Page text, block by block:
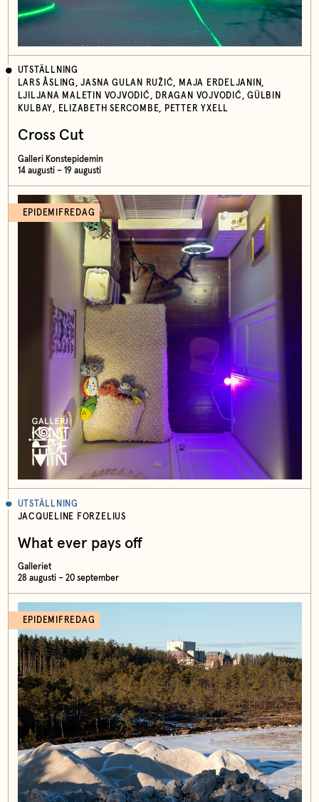
UTSTÄLLNING
LARS ÅSLING, JASNA GULAN RUŽIĆ, MAJA ERDELJANIN,
LJILJANA MALETIN VOJVODIĆ, DRAGAN VOJVODIĆ, GÜLBIN
KULBAY, ELIZABETH SERCOMBE, PETTER YXELL
Cross Cut
Galleri Konstepidemin
14 augusti – 19 augusti
EPIDEMIFREDAG
UTSTÄLLNING
JACQUELINE FORZELIUS
What ever pays off
Galleriet
28 augusti – 20 september
EPIDEMIFREDAG